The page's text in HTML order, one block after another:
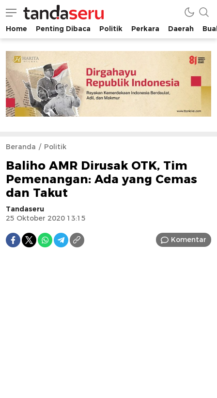
tandaseru.com | Penting Dibaca
tandaseru.com
Home Penting Dibaca Politik Perkara Daerah
Beranda Politik
Baliho AMR Dirusak OTK, Tim
Pemenangan: Ada yang Cemas
dan Takut
Tandaseru
25 Oktober 2020 13:15
Komentar